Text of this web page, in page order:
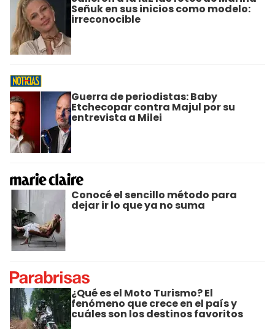
Señuk en sus inicios como modelo:
irreconocible
Guerra de periodistas: Baby
Etchecopar contra Majul por su
entrevista a Milei
Conocé el sencillo método para
dejar ir lo que ya no suma
¿Qué es el Moto Turismo? El
fenómeno que crece en el país y
cuáles son los destinos favoritos